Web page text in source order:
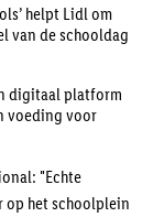
helpt Lidl om
van de schooldag
digitaal platform
voeding voor
"Echte
op het schoolplein